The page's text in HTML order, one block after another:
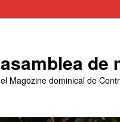
asamblea de
el Magozine dominical de